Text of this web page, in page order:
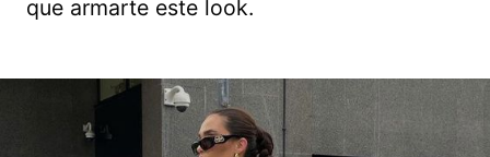
que armarte este look.